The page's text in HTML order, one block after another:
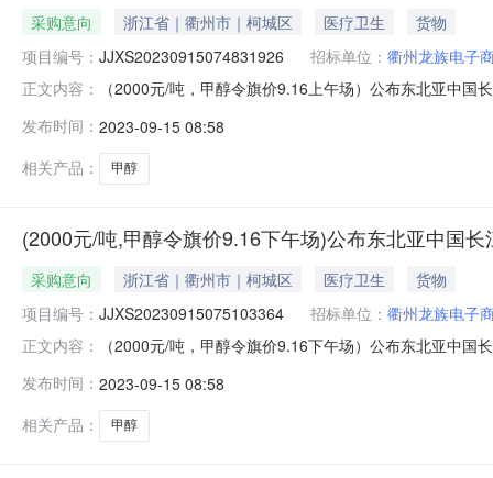
采购意向 浙江省｜衢州市｜柯城区 医疗卫生
货物
项目编号： JJXS20230915074831926 招标单位： 衢州龙族电子
正文内容：
（2000元/吨，甲醇令旗价9.16上午场）公布东北亚中
场）公布东北亚中国长江口“甲醇”中下游主体采购意向
发布时间： 2023-09-15 08:58
相关产品：
甲醇
(2000元/吨,甲醇令旗价9.16下午场)公布东北亚中国
采购意向 浙江省｜衢州市｜柯城区 医疗卫生
货物
项目编号： JJXS20230915075103364 招标单位： 衢州龙族电子
正文内容：
（2000元/吨，甲醇令旗价9.16下午场）公布东北亚中
场）公布东北亚中国长江口“甲醇”中下游主体采购意向
发布时间： 2023-09-15 08:58
相关产品：
甲醇